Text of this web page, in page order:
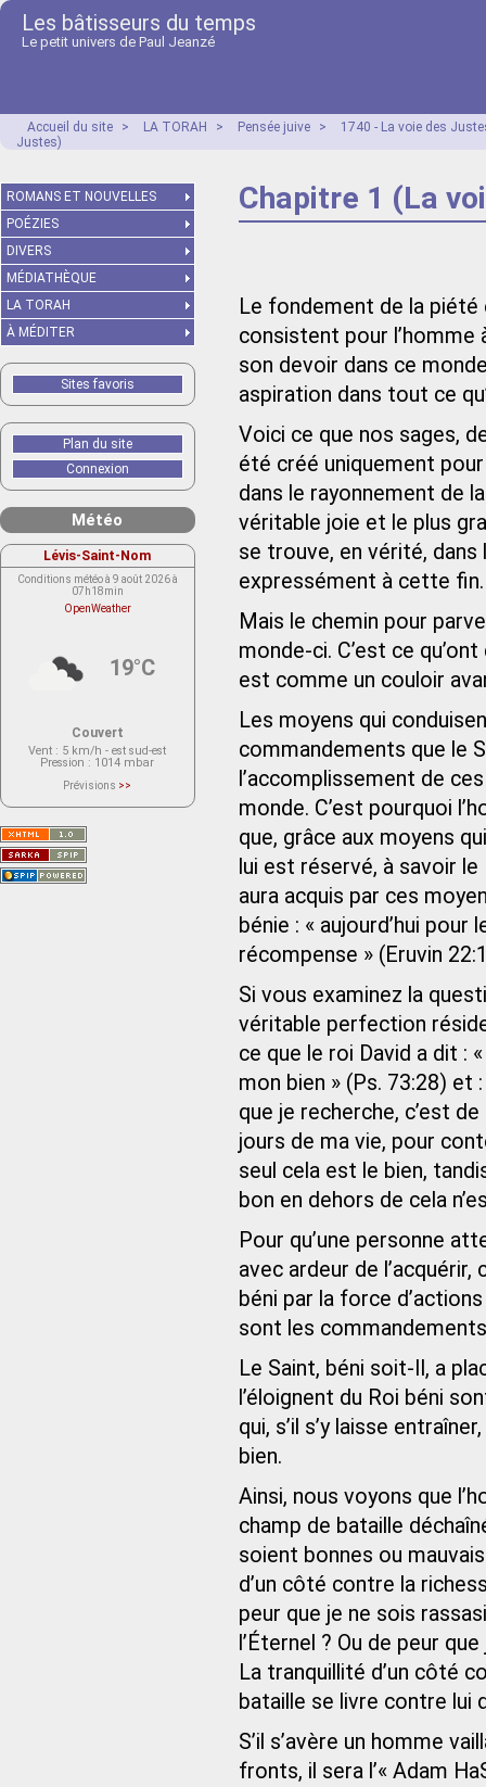
Les bâtisseurs du temps
Le petit univers de Paul Jeanzé
Accueil du site > LA TORAH > Pensée juive >
1740 - La voie des
Justes)
Chapitre 1 (La
Le fondement de la piété
consistent pour
son devoir dans ce
aspiration dans tout ce
Voici ce que nos sages,
été créé uniquement
dans le rayonnement de
véritable joie et le plus
se trouve, en vérité, dans
expressément à cette fin.
Mais le chemin pour
monde-ci. C’est ce
est comme un couloir
Les moyens qui
commandements que le
l’accomplissement de
monde. C’est pourquoi
que, grâce aux moyens
lui est réservé, à savoir
aura acquis par ces
bénie : « aujourd’hui
récompense » (Eruvin
Si vous examinez la
véritable perfection
ce que le roi David a dit :
mon bien » (Ps. 73:28) et :
que je recherche, c’est
jours de ma vie, pour
seul cela est le bien,
bon en dehors de cela
Pour qu’une personne
avec ardeur de l’acquérir,
béni par la force
sont les
Le Saint, béni soit-Il, a
l’éloignent du Roi béni
qui, s’il s’y laisse
bien.
Ainsi, nous voyons que
champ de bataille
soient bonnes ou
d’un côté contre la
peur que je ne sois
l’Éternel ? Ou de peur
La tranquillité d’un côté
bataille se livre contre lui
S’il s’avère un homme
fronts, il sera l’« Adam
ROMANS ET NOUVELLES
POÉZIES
DIVERS
MÉDIATHÈQUE
LA TORAH
À MÉDITER
Sites favoris
Plan du site
Connexion
Météo
Lévis-Saint-Nom
Conditions météo à 9 août 2026 à
07h18min
OpenWeather
19°C
Couvert
Vent : 5 km/h - est sud-est
Pression : 1014 mbar
Prévisions >>
actuellement aucune prévision
Saint-Nom.
Veuillez consulter le message du
service ci-dessous.
(401 - Invalid API key. Please see
https://openweathermap.org/faq#error401